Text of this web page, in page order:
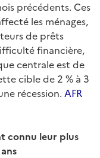
précédents. Ces
les ménages,
de prêts
financière,
centrale est de
cible de 2 % à 3
récession. AFR
connu leur plus